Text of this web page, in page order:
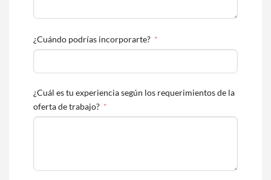
¿Cuándo podrías incorporarte?
¿Cuál es tu experiencia según los requerimientos de la
oferta de trabajo?